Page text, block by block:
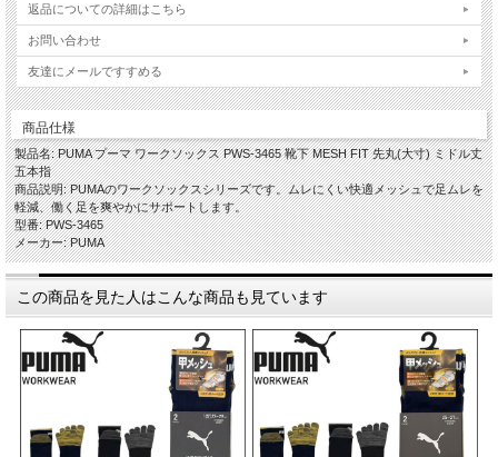
返品についての詳細はこちら
お問い合わせ
友達にメールですすめる
商品仕様
製品名: PUMA プーマ ワークソックス PWS-3465 靴下 MESH FIT 先丸(大寸) ミドル丈
五本指
商品説明: PUMAのワークソックスシリーズです。ムレにくい快適メッシュで足ムレを
軽減、働く足を爽やかにサポートします。
型番: PWS-3465
メーカー: PUMA
この商品を見た人はこんな商品も見ています